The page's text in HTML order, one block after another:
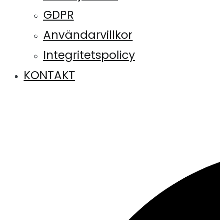
GDPR
Användarvillkor
Integritetspolicy
KONTAKT